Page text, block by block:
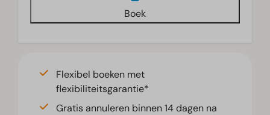
Boek
Flexibel boeken met
flexibiliteitsgarantie*
Gratis annuleren binnen 14 dagen na